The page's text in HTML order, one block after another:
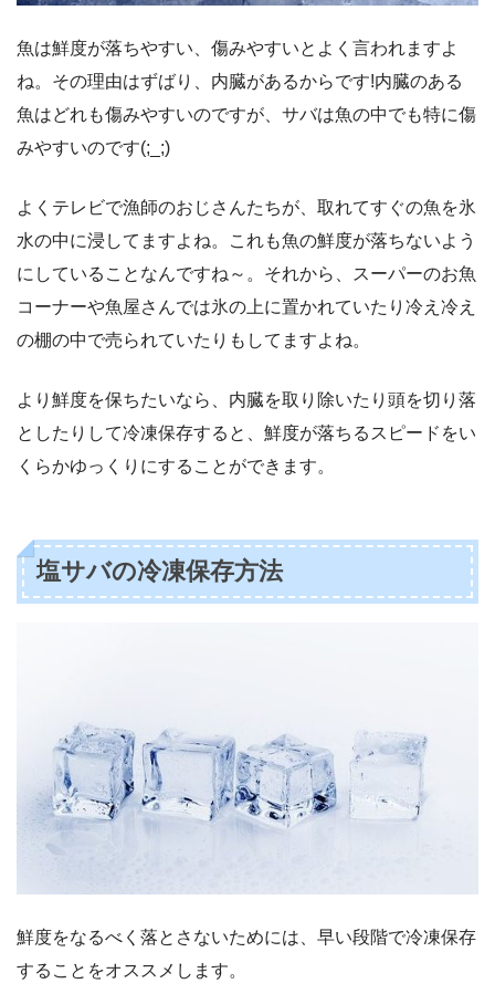
魚は鮮度が落ちやすい、傷みやすいとよく言われますよ
ね。その理由はずばり、内臓があるからです!内臓のある
魚はどれも傷みやすいのですが、サバは魚の中でも特に傷
みやすいのです(;_;)
よくテレビで漁師のおじさんたちが、取れてすぐの魚を氷
水の中に浸してますよね。これも魚の鮮度が落ちないよう
にしていることなんですね～。それから、スーパーのお魚
コーナーや魚屋さんでは氷の上に置かれていたり冷え冷え
の棚の中で売られていたりもしてますよね。
より鮮度を保ちたいなら、内臓を取り除いたり頭を切り落
としたりして冷凍保存すると、鮮度が落ちるスピードをい
くらかゆっくりにすることができます。
塩サバの冷凍保存方法
鮮度をなるべく落とさないためには、早い段階で冷凍保存
することをオススメします。